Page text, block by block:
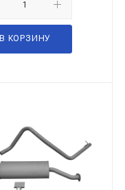
В КОРЗИНУ